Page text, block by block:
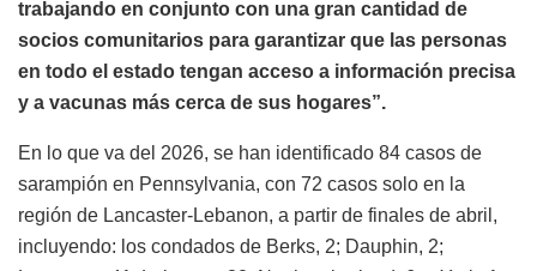
trabajando en conjunto con una gran cantidad de
socios comunitarios para garantizar que las personas
en todo el estado tengan acceso a información precisa
y a vacunas más cerca de sus hogares”.
En lo que va del 2026, se han identificado 84 casos de
sarampión en Pennsylvania, con 72 casos solo en la
región de Lancaster-Lebanon, a partir de finales de abril,
incluyendo: los condados de Berks, 2; Dauphin, 2;